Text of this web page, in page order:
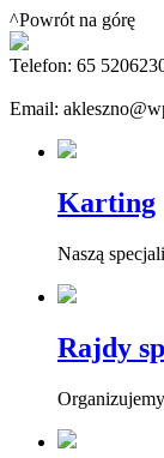
^Powrót na górę
Telefon: 65
Email:
Karting
Naszą
Rajdy